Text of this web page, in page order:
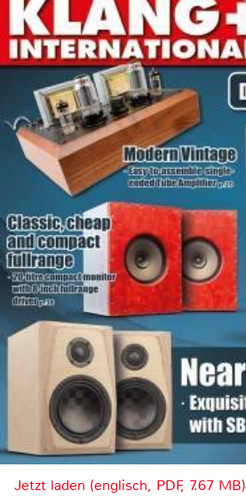
Jetzt laden (englisch, PDF, 7.67 MB)